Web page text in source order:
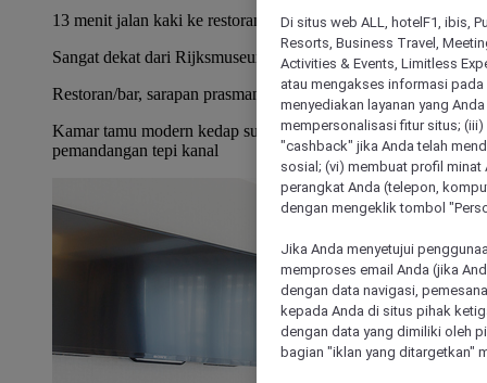
13 menit jalan kaki ke restoran dan club di Rembrandtplein
Sangat dekat dari Rijksmuseum dan Anne Frank House
Restoran/bar, sarapan prasmanan, dan layanan camilan 24 jam
Kamar tamu modern kedap suara, beberapa dengan
pemandangan tepi kanal
Di situs web ALL, hotelF1, ibis,
Resorts, Business Travel,
Activities & Events, Limitless
atau mengakses informasi
menyediakan layanan yang
mempersonalisasi fitur situs;
"cashback" jika Anda telah
sosial; (vi) membuat profil
perangkat Anda (telepon,
dengan mengeklik tombol
Jika Anda menyetujui
memproses email Anda (jika
dengan data navigasi,
kepada Anda di situs pihak
dengan data yang dimiliki oleh
bagian "iklan yang ditargetkan"